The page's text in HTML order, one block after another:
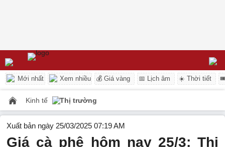
Mới nhất Xem nhiều 💰 Giá vàng 📅 Lịch âm ☀️ Thời tiết
Kinh tế Thị trường
Xuất bản ngày 25/03/2025 07:19 AM
Giá cà phê hôm nay 25/3: Thị